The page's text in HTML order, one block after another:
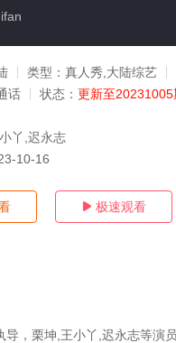
类型： 真人秀,大陆综艺
话 状态： 更新至20231005
丫,迟永志
10-16
 极速观看
，栗坤,王小丫,迟永志等演